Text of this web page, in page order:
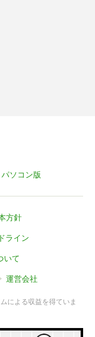
パソコン版
方針
ライン
いて
運営会社
による収益を得ていま